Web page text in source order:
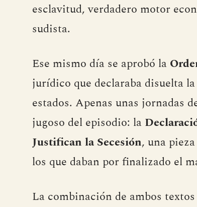
esclavitud, verdadero motor
sudista.
Ese mismo día se aprobó la
jurídico que declaraba disuelta
estados. Apenas unas jornadas
jugoso del episodio: la
Justifican la Secesión, una
los que daban por finalizado el
La combinación de ambos